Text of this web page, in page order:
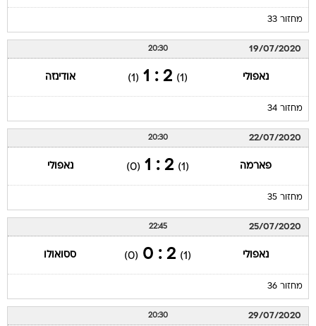
מחזור 33
19/07/2020
20:30
נאפולי (1)
2 : 1
(1) אודינזה
מחזור 34
22/07/2020
20:30
פארמה (1)
2 : 1
(0) נאפולי
מחזור 35
25/07/2020
22:45
נאפולי (1)
2 : 0
(0) ססואולו
מחזור 36
29/07/2020
20:30